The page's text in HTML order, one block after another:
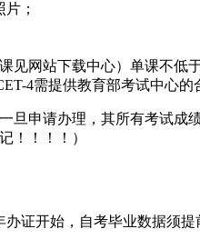
；
网站下载中心）单课不低
4需提供教育部考试中心的
旦申请办理，其所有考试
！！！！）
证开始，自考毕业数据须